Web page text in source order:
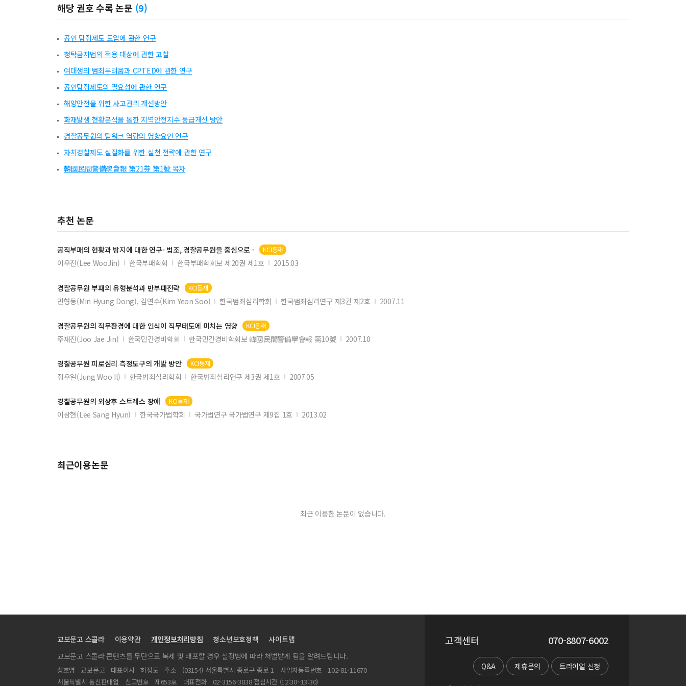
해당 권호 수록 논문 (9)
공인 탐정제도 도입에 관한 연구
청탁금지법의 적용 대상에 관한 고찰
여대생의 범죄두려움과 CPTED에 관한 연구
공인탐정제도의 필요성에 관한 연구
해양안전을 위한 사고관리 개선방안
화재발생 현황분석을 통한 지역안전지수 등급개선 방안
경찰공무원의 팀워크 역량의 영향요인 연구
자치경찰제도 실질화를 위한 실천 전략에 관한 연구
韓國民間警備學會報 第21券 第1號 목차
추천 논문
공직부패의 현황과 방지에 대한 연구- 법조, 경찰공무원을 중심으로 - KCI등재
이우진(Lee WooJin) 한국부패학회 한국부패학회보 제20권 제1호 2015.03
경찰공무원 부패의 유형분석과 반부패전략 KCI등재
민형동(Min Hyung Dong), 김연수(Kim Yeon Soo) 한국범죄심리학회 한국범죄심리연구 제3권 제2호 2007.11
경찰공무원의 직무환경에 대한 인식이 직무태도에 미치는 영향 KCI등재
주재진(Joo Jae Jin) 한국민간경비학회 한국민간경비학회보 韓國民間警備學會報 第10號 2007.10
경찰공무원 피로심리 측정도구의 개발 방안 KCI등재
정우일(Jung Woo Il) 한국범죄심리학회 한국범죄심리연구 제3권 제1호 2007.05
경찰공무원의 외상후 스트레스 장애 KCI등재
이상현(Lee Sang Hyun) 한국국가법학회 국가법연구 국가법연구 제9집 1호 2013.02
최근이용논문
최근 이용한 논문이 없습니다.
교보문고 스콜라 이용약관 개인정보처리방침 청소년보호정책
사이트맵
교보문고 스콜라 콘텐츠를 무단으로 복제 및 배포할 경우 실정법에 따라 처벌받게 됨을 알려드립니다.
상호명 교보문고 대표이사 허정도 주소 (03154) 서울특별시 종로구 종로 1 사업자등록번호
102-81-11670
서울특별시 통신판매업
신고번호 제653호 대표전화 02-3156-3838 점심시간 (12:30~13:30)
고객센터 070-8807-6002
Q&A 제휴문의 트라이얼 신청